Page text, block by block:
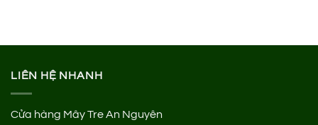
LIÊN HỆ NHANH
Cửa hàng Mây Tre An Nguyên